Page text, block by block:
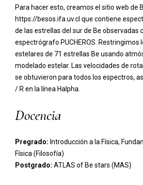
Para hacer esto, creamos el sitio web de
https://besos.ifa.uv.cl que contiene
de las estrellas del sur de Be observadas
espectrógrafo PUCHEROS. Restringimos
estelares de 71 estrellas Be usando
modelado estelar. Las velocidades de
se obtuvieron para todos los espectros,
/ R en la línea Halpha.
Docencia
Pregrado: Introducción a la Física,
Física (Filosofía)
Postgrado: ATLAS of Be stars (MAS)